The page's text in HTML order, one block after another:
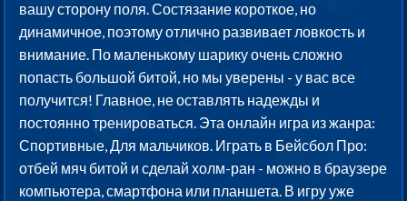
вашу сторону поля. Состязание короткое, но
динамичное, поэтому отлично развивает ловкость и
внимание. По маленькому шарику очень сложно
попасть большой битой, но мы уверены - у вас все
получится! Главное, не оставлять надежды и
постоянно тренироваться. Эта онлайн игра из жанра:
Спортивные, Для мальчиков. Играть в Бейсбол Про:
отбей мяч битой и сделай холм-ран - можно в браузере
компьютера, смартфона или планшета. В игру уже